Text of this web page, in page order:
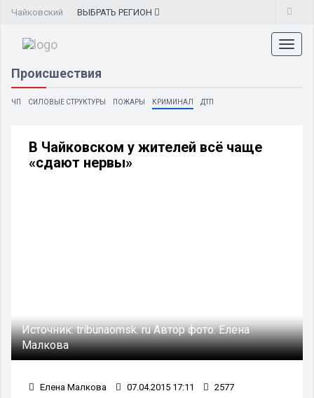
Чайковский ВЫБРАТЬ РЕГИОН
Происшествия
ЧП СИЛОВЫЕ СТРУКТУРЫ ПОЖАРЫ КРИМИНАЛ ДТП
В Чайковском у жителей всё чаще
«сдают нервы»
Источник:tribunaomsk. ruАвтор фото:Елена
Малкова
Елена Малкова 07.04.2015 17:11 2577